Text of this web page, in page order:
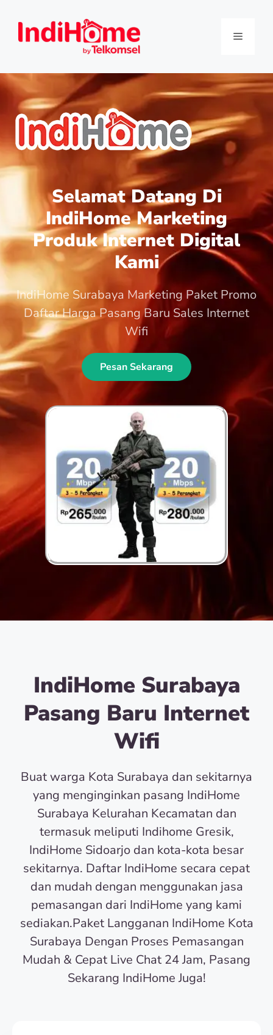
Selamat Datang Di
IndiHome Marketing
Produk Internet Digital
Kami
IndiHome Surabaya Marketing Paket Promo
Daftar Harga Pasang Baru Sales Internet
Wifi
Pesan Sekarang
IndiHome Surabaya
Pasang Baru Internet
Wifi
Buat warga Kota Surabaya dan sekitarnya
yang menginginkan pasang IndiHome
Surabaya Kelurahan Kecamatan dan
termasuk meliputi Indihome Gresik,
IndiHome Sidoarjo dan kota-kota besar
sekitarnya. Daftar IndiHome secara cepat
dan mudah dengan menggunakan jasa
pemasangan dari IndiHome yang kami
sediakan.Paket Langganan IndiHome Kota
Surabaya Dengan Proses Pemasangan
Mudah & Cepat Live Chat 24 Jam, Pasang
Sekarang IndiHome Juga!